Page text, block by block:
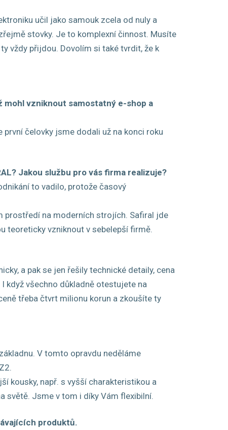
učil jako samouk zcela od nuly a
stovky. Je to komplexní činnost. Musíte
vždy přijdou. Dovolím si také tvrdit, že k
mohl vzniknout samostatný e-shop a
čelovky jsme dodali už na konci roku
Jakou službu pro vás firma realizuje?
to vadilo, protože časový
prostředí na moderních strojích. Safiral jde
teoreticky vzniknout v sebelepší firmě.
a pak se jen řešily technické detaily, cena
když všechno důkladně otestujete na
třeba čtvrt milionu korun a zkoušíte ty
V tomto opravdu neděláme
kousky, např. s vyšší charakteristikou a
světě. Jsme v tom i díky Vám flexibilní.
produktů.